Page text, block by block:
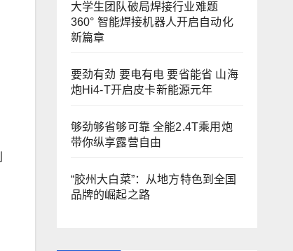
大学生团队破局焊接行业难题
360° 智能焊接机器人开启自动化
新篇章
要劲有劲 要电有电 要省能省 山海
炮Hi4-T开启皮卡新能源元年
够劲够省够可靠 全能2.4T乘用炮
带你纵享露营自由
“胶州大白菜”：从地方特色到全国
品牌的崛起之路